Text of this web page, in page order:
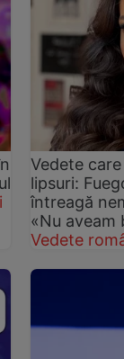
Vedete
lipsuri:
întreagă
«Nu aveam
Vedete